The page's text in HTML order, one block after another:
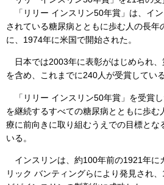
「リリー インスリン50年賞」は、イ
されている糖尿病とともに歩む人の長年
に、1974年に米国で開始された。
日本では2003年に表彰がはじめられ
を含め、これまでに240人が受賞している
「リリー インスリン50年賞」を受賞
を継続するすべての糖尿病とともに歩む
療に前向きに取り組むうえでの目標とな
いる。
インスリンは、約100年前の1921年に
リック バンティングらにより発見され